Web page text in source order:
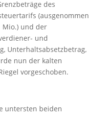
des
(ausgenommen
Mio.) und der
und
Unterhaltsabsetzbetrag,
nun der kalten
vorgeschoben.
untersten beiden